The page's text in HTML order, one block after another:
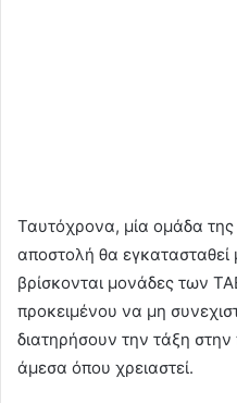
Ταυτόχρονα, μία ομάδα
αποστολή θα
βρίσκονται μονάδες των
προκειμένου να μη
διατηρήσουν την τάξη
άμεσα όπου χρειαστεί.